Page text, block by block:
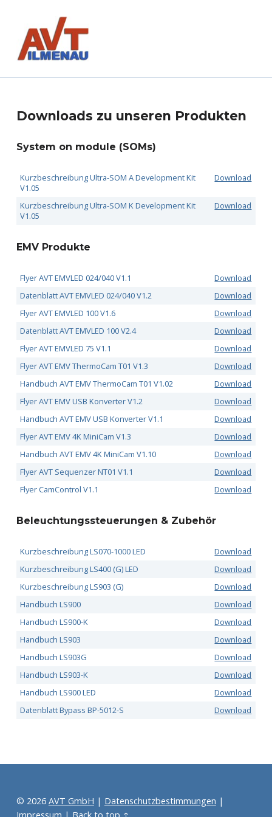
D
o
w
n
l
o
d
P
r
o
d
u
k
t
e
Downloads zu unseren Produkten
System on module (SOMs)
Kurzbeschreibung Ultra-SOM A Development Kit
V1.05
Download
Kurzbeschreibung Ultra-SOM K Development Kit
V1.05
Download
EMV Produkte
Flyer AVT EMVLED 024/040 V1.1
Download
Datenblatt AVT EMVLED 024/040 V1.2
Download
Flyer AVT EMVLED 100 V1.6
Download
Datenblatt AVT EMVLED 100 V2.4
Download
Flyer AVT EMVLED 75 V1.1
Download
Flyer AVT EMV ThermoCam T01 V1.3
Download
Handbuch AVT EMV ThermoCam T01 V1.02
Download
Flyer AVT EMV USB Konverter V1.2
Download
Handbuch AVT EMV USB Konverter V1.1
Download
Flyer AVT EMV 4K MiniCam V1.3
Download
Handbuch AVT EMV 4K MiniCam V1.10
Download
Flyer AVT Sequenzer NT01 V1.1
Download
Flyer CamControl V1.1
Download
Beleuchtungssteuerungen & Zubehör
Kurzbeschreibung LS070-1000 LED
Download
Kurzbeschreibung LS400 (G) LED
Download
Kurzbeschreibung LS903 (G)
Download
Handbuch LS900
Download
Handbuch LS900-K
Download
Handbuch LS903
Download
Handbuch LS903G
Download
Handbuch LS903-K
Download
Handbuch LS900 LED
Download
Datenblatt Bypass BP-5012-S
Download
© 2026 AVT GmbH | Datenschutzbestimmungen |